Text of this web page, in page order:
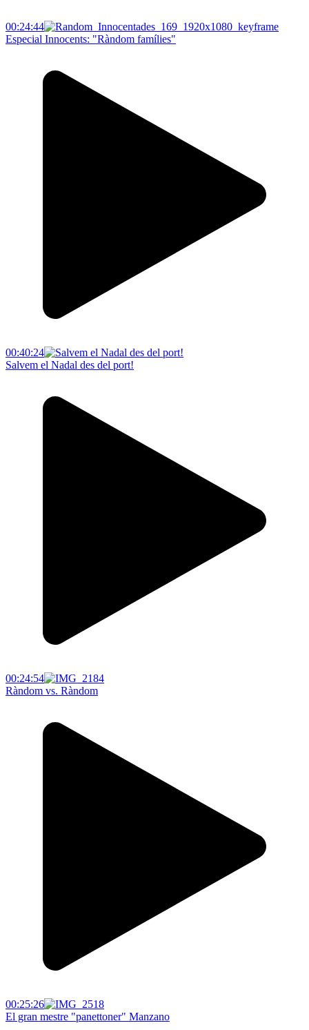
00:24:44
Especial Innocents: "Ràndom famílies"
00:40:24
Salvem el Nadal des del port!
00:24:54
Ràndom vs. Ràndom
00:25:26
El gran mestre "panettoner" Manzano